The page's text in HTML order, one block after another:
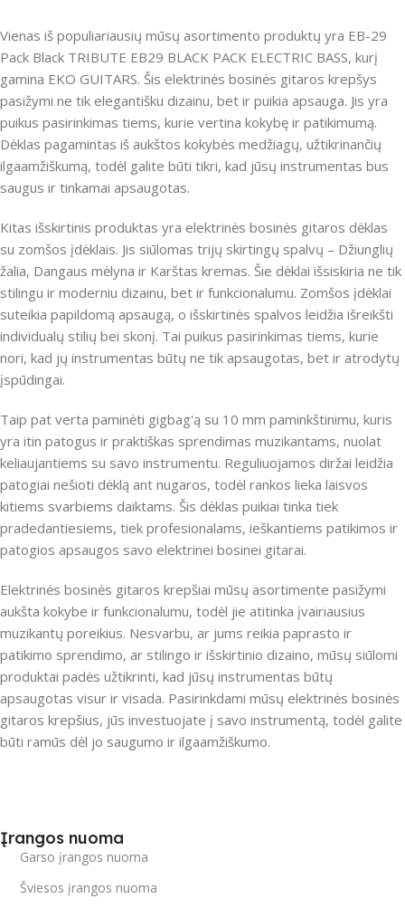
Vienas iš populiariausių mūsų asortimento produktų yra EB-29
Pack Black TRIBUTE EB29 BLACK PACK ELECTRIC BASS, kurį
gamina EKO GUITARS. Šis elektrinės bosinės gitaros krepšys
pasižymi ne tik elegantišku dizainu, bet ir puikia apsauga. Jis yra
puikus pasirinkimas tiems, kurie vertina kokybę ir patikimumą.
Dėklas pagamintas iš aukštos kokybės medžiagų, užtikrinančių
ilgaamžiškumą, todėl galite būti tikri, kad jūsų instrumentas bus
saugus ir tinkamai apsaugotas.
Kitas išskirtinis produktas yra elektrinės bosinės gitaros dėklas
su zomšos įdėklais. Jis siūlomas trijų skirtingų spalvų – Džiunglių
žalia, Dangaus mėlyna ir Karštas kremas. Šie dėklai išsiskiria ne tik
stilingu ir moderniu dizainu, bet ir funkcionalumu. Zomšos įdėklai
suteikia papildomą apsaugą, o išskirtinės spalvos leidžia išreikšti
individualų stilių bei skonį. Tai puikus pasirinkimas tiems, kurie
nori, kad jų instrumentas būtų ne tik apsaugotas, bet ir atrodytų
įspūdingai.
Taip pat verta paminėti gigbag'ą su 10 mm paminkštinimu, kuris
yra itin patogus ir praktiškas sprendimas muzikantams, nuolat
keliaujantiems su savo instrumentu. Reguliuojamos diržai leidžia
patogiai nešioti dėklą ant nugaros, todėl rankos lieka laisvos
kitiems svarbiems daiktams. Šis dėklas puikiai tinka tiek
pradedantiesiems, tiek profesionalams, ieškantiems patikimos ir
patogios apsaugos savo elektrinei bosinei gitarai.
Elektrinės bosinės gitaros krepšiai mūsų asortimente pasižymi
aukšta kokybe ir funkcionalumu, todėl jie atitinka įvairiausius
muzikantų poreikius. Nesvarbu, ar jums reikia paprasto ir
patikimo sprendimo, ar stilingo ir išskirtinio dizaino, mūsų siūlomi
produktai padės užtikrinti, kad jūsų instrumentas būtų
apsaugotas visur ir visada. Pasirinkdami mūsų elektrinės bosinės
gitaros krepšius, jūs investuojate į savo instrumentą, todėl galite
būti ramūs dėl jo saugumo ir ilgaamžiškumo.
Įrangos nuoma
Garso įrangos nuoma
Šviesos įrangos nuoma